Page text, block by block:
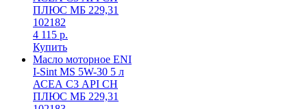
ПЛЮС МБ 229,31
102182
4 115 р.
Купить
Масло моторное ENI
I-Sint MS 5W-30 5 л
АСЕА С3 API СН
ПЛЮС МБ 229,31